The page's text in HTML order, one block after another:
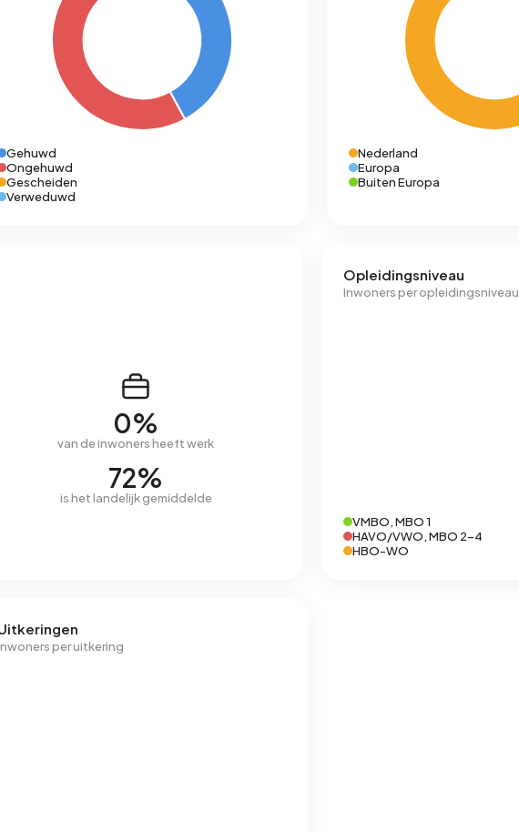
Gehuwd
Ongehuwd
Gescheiden
Verweduwd
Nederland
Europa
Buiten Europa
0%
van de inwoners heeft werk
72%
is het landelijk gemiddelde
Opleidingsniveau
Inwoners per opleidingsniveau
VMBO, MBO 1
HAVO/VWO, MBO 2-4
HBO-WO
per uitkering